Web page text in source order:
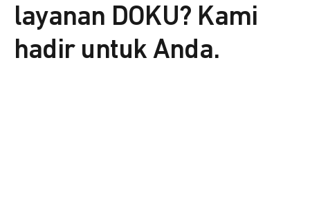
layanan DOKU? Kami
hadir untuk Anda.